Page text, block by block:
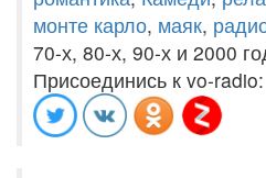
монте карло, маяк,
70-х, 80-х, 90-х и 2000
Присоединись к vo-radio: